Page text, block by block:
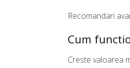
Recomandari
Cum
Creste valoarea